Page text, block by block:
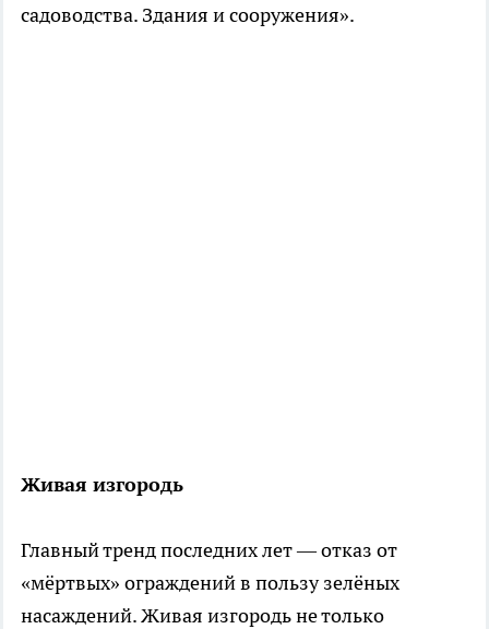
садоводства. Здания и сооружения».
Живая изгородь
Главный тренд последних лет — отказ от
«мёртвых» ограждений в пользу зелёных
насаждений. Живая изгородь не только